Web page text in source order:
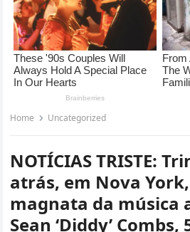
Home Uncategorized
NOTÍCIAS TRISTE:
atrás, em Nova
magnata da música
Sean ‘Diddy’